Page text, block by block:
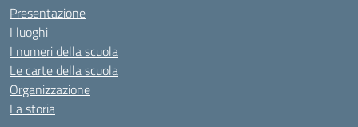
Presentazione
I luoghi
I numeri della scuola
Le carte della scuola
Organizzazione
La storia